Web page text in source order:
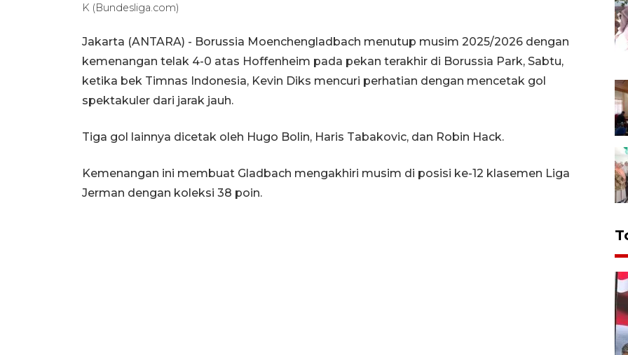
K (Bundesliga.com)
Jakarta (ANTARA) - Borussia Moenchengladbach menutup musim 2025/2026 dengan
kemenangan telak 4-0 atas Hoffenheim pada pekan terakhir di Borussia Park, Sabtu,
ketika bek Timnas Indonesia, Kevin Diks mencuri perhatian dengan mencetak gol
spektakuler dari jarak jauh.
Tiga gol lainnya dicetak oleh Hugo Bolin, Haris Tabakovic, dan Robin Hack.
Kemenangan ini membuat Gladbach mengakhiri musim di posisi ke-12 klasemen Liga
Jerman dengan koleksi 38 poin.